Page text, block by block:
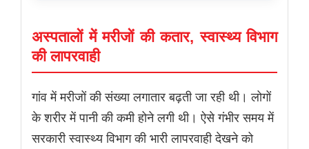
अस्पतालों में मरीजों की कतार, स्वास्थ्य विभाग
की लापरवाही
गांव में मरीजों की संख्या लगातार बढ़ती जा रही थी। लोगों
के शरीर में पानी की कमी होने लगी थी। ऐसे गंभीर समय में
सरकारी स्वास्थ्य विभाग की भारी लापरवाही देखने को